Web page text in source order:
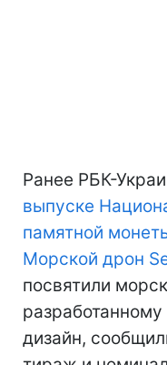
Ранее РБК-
выпуске
памятной
Морской дрон
посвятили
дизайн,